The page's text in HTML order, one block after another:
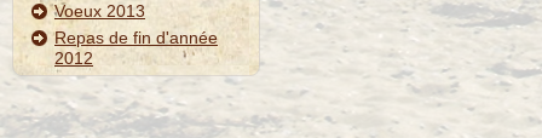
Voeux 2013
Repas de fin d'année
2012